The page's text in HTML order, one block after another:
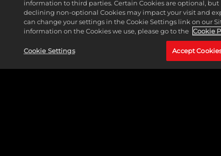
information to third parties. Certain Cookies are optional,
declining non-optional Cookies may impact your visit and
can change your settings in the Cookie Settings link on our
information on the Cookies we use, please go to the Cookie
Cookie Settings Accept